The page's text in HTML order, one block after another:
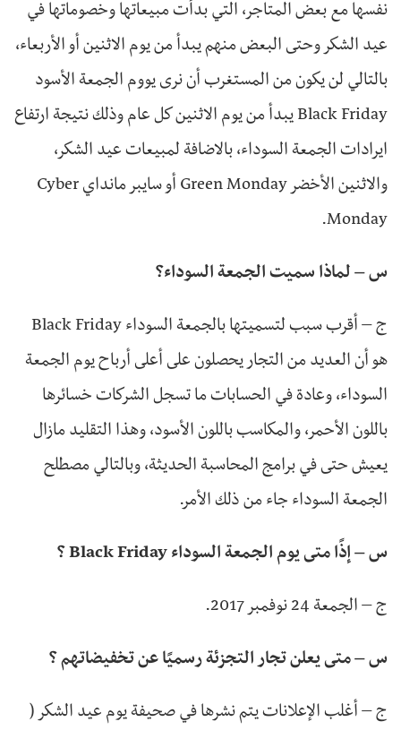
نفسها مع بعض المتاجر، التي بدأت مبيعاتها وخصوماتها في
عيد الشكر وحتى البعض منهم يبدأ من يوم الاثنين أو الأربعاء،
بالتالي لن يكون من المستغرب أن نرى يووم الجمعة الأسود
Black Friday يبدأ من يوم الاثنين كل عام وذلك نتيجة ارتفاع
ايرادات الجمعة السوداء، بالاضافة لمبيعات عيد الشكر،
والاثنين الأخضر Green Monday أو سايبر مانداي Cyber
Monday.
س – لماذا سميت الجمعة السوداء؟
ج – أقرب سبب لتسميتها بالجمعة السوداء Black Friday
هو أن العديد من التجار يحصلون على أعلى أرباح يوم الجمعة
السوداء، وعادة في الحسابات ما تسجل الشركات خسائرها
باللون الأحمر، والمكاسب باللون الأسود، وهذا التقليد مازال
يعيش حتى في برامج المحاسبة الحديثة، وبالتالي مصطلح
الجمعة السوداء جاء من ذلك الأمر.
س – إذًا متى يوم الجمعة السوداء Black Friday ؟
ج – الجمعة 24 نوفمبر 2017.
س – متى يعلن تجار التجزئة رسميًا عن تخفيضاتهم ؟
ج – أغلب الإعلانات يتم نشرها في صحيفة يوم عيد الشكر (